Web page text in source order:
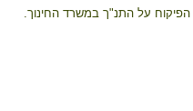
על התנ"ך במשרד החינוך.